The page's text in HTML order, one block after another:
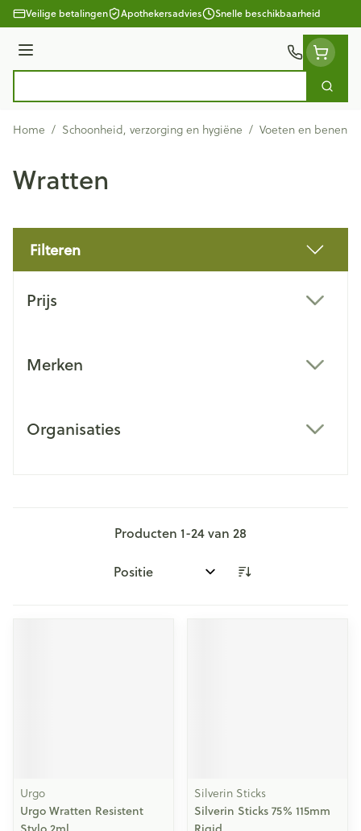
Ga naar de inhoud
Veilige betalingen Apothekersadvies Snelle beschikbaarheid
Menu
Zoek
Home / Schoonheid, verzorging en hygiëne / Voeten en benen
Wratten
Filteren
Prijs
Merken
Organisaties
Producten 1-24van 28
Sorteer op:
Urgo
Urgo Wratten Resistent
Silverin Sticks
Silverin Sticks 75% 115mm